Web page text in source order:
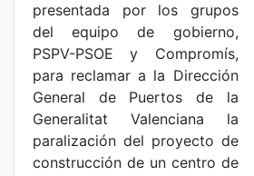
presentada por los grupos
del equipo de gobierno,
PSPV-PSOE y Compromís,
para reclamar a la Dirección
General de Puertos de la
Generalitat Valenciana la
paralización del proyecto de
construcción de un centro de